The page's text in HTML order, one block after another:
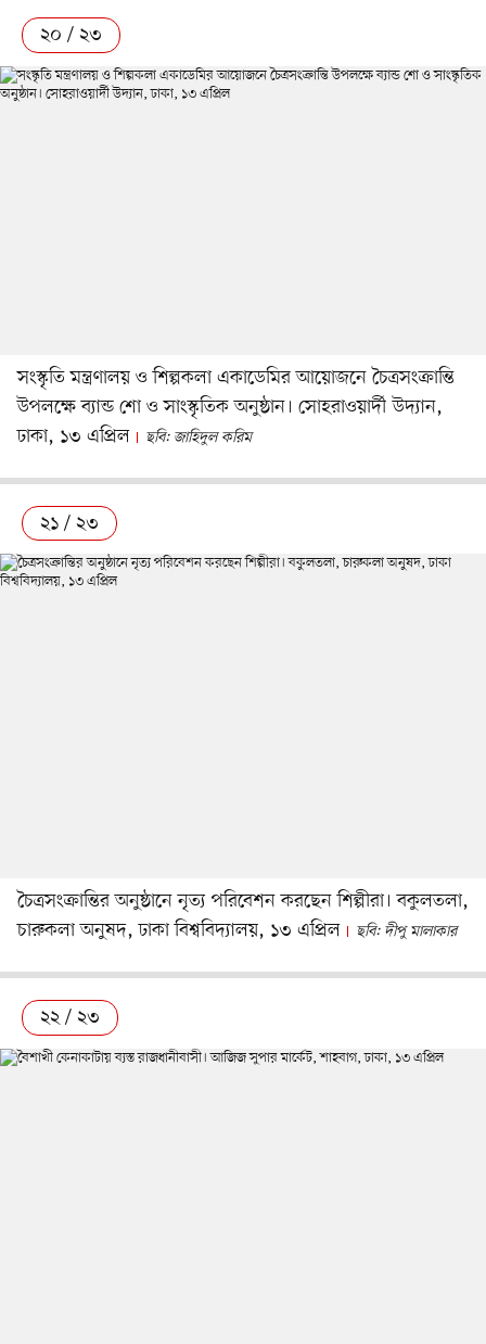
২০ / ২৩
সংস্কৃতি মন্ত্রণালয় ও শিল্পকলা একাডেমির আয়োজনে চৈত্রসংক্রান্তি
উপলক্ষে ব্যান্ড শো ও সাংস্কৃতিক অনুষ্ঠান। সোহরাওয়ার্দী উদ্যান,
ঢাকা, ১৩ এপ্রিল
ছবি: জাহিদুল করিম
২১ / ২৩
চৈত্রসংক্রান্তির অনুষ্ঠানে নৃত্য পরিবেশন করছেন শিল্পীরা। বকুলতলা,
চারুকলা অনুষদ, ঢাকা বিশ্ববিদ্যালয়, ১৩ এপ্রিল
ছবি: দীপু মালাকার
২২ / ২৩